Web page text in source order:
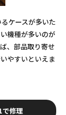
ケースが多いた
機種が多いのが
、部品取り寄せ
やすいといえま
修理